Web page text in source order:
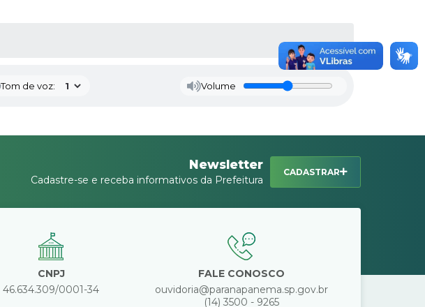
Tom de voz: Volume
Newsletter
Cadastre-se e receba informativos da Prefeitura
CADASTRAR
CNPJ
46.634.309/0001-34
FALE CONOSCO
ouvidoria@paranapanema.sp.gov.br
(14) 3500 - 9265